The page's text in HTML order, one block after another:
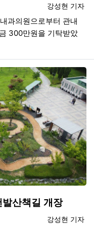
등록자
강성현 기자
과의원으로부터 관내
300만원을 기탁받았
산책길 개장
등록자
강성현 기자